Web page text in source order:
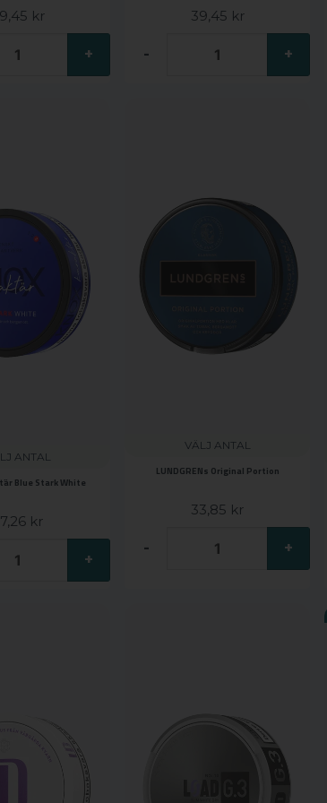
kr
+
39,45 kr
- +
ANTAL
Blue Stark White
kr
+
VÄLJ ANTAL
LUNDGRENs Original Portion
33,85 kr
- +